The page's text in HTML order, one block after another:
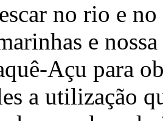
no rio e
e
Açu para
a utilização